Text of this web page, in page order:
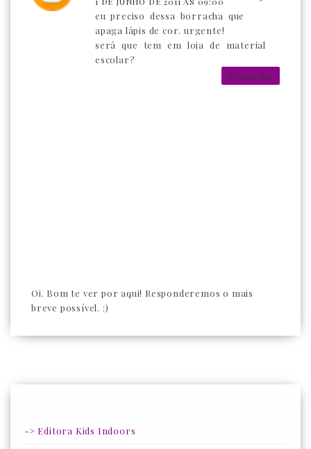
eu preciso dessa borracha que
apaga lápis de cor. urgente!
será que tem em loja de material
escolar?
Responder
Oi. Bom te ver por aqui! Responderemos o mais
breve possível. :)
-> Editora Kids Indoors